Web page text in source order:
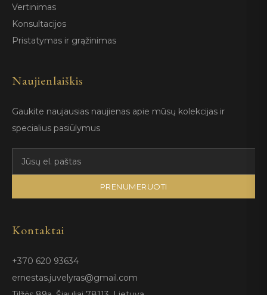
Vertinimas
Konsultacijos
Pristatymas ir grąžinimas
Naujienlaiškis
Gaukite naujausias naujienas apie mūsų kolekcijas ir
specialius pasiūlymus
PRENUMERUOTI
Kontaktai
+370 620 93634
ernestas.juvelyras@gmail.com